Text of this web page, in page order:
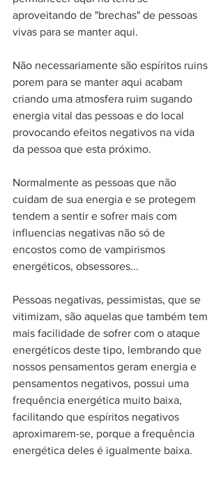
aproveitando de "brechas" de pessoas
vivas para se manter aqui.
Não necessariamente são espíritos ruins
porem para se manter aqui acabam
criando uma atmosfera ruim sugando
energia vital das pessoas e do local
provocando efeitos negativos na vida
da pessoa que esta próximo.
Normalmente as pessoas que não
cuidam de sua energia e se protegem
tendem a sentir e sofrer mais com
influencias negativas não só de
encostos como de vampirismos
energéticos, obsessores...
Pessoas negativas, pessimistas, que se
vitimizam, são aquelas que também tem
mais facilidade de sofrer com o ataque
energéticos deste tipo, lembrando que
nossos pensamentos geram energia e
pensamentos negativos, possui uma
frequência energética muito baixa,
facilitando que espíritos negativos
aproximarem-se, porque a frequência
energética deles é igualmente baixa.